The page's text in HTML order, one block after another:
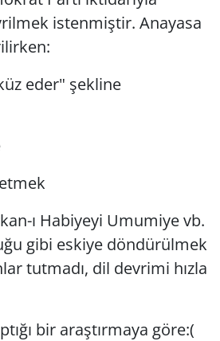
istenmiştir. Anayasa
eder" şekline
ı Habiyeyi Umumiye vb.
gibi eskiye döndürülmek
tutmadı, dil devrimi hızla
bir araştırmaya göre:(